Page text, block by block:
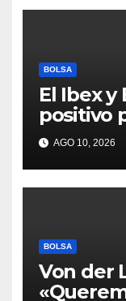
BOLSA
El Ibex y
positivo
dudas
AGO 10, 2026
BOLSA
Von der